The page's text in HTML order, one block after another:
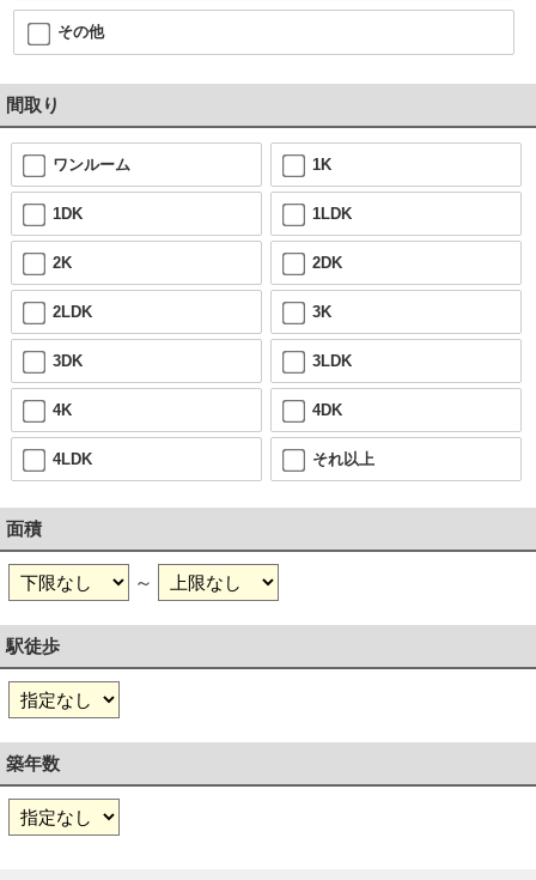
その他
間取り
ワンルーム 1K
1DK 1LDK
2K 2DK
2LDK 3K
3DK 3LDK
4K 4DK
4LDK それ以上
面積
～
駅徒歩
築年数